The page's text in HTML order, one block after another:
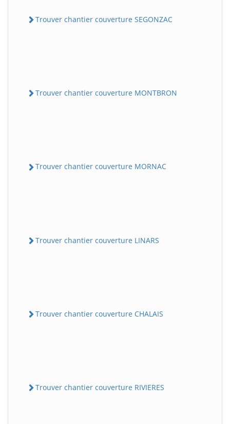
Trouver chantier couverture SEGONZAC
Trouver chantier couverture MONTBRON
Trouver chantier couverture MORNAC
Trouver chantier couverture LINARS
Trouver chantier couverture CHALAIS
Trouver chantier couverture RIVIERES